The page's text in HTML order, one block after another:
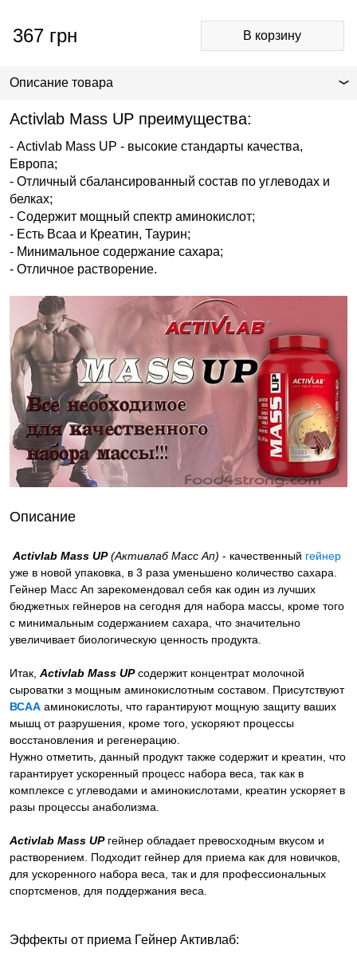
367 грн
Описание товара
Activlab Mass UP преимущества:
- Activlab Mass UP - высокие стандарты качества,
Европа;
- Отличный сбалансированный состав по углеводах и
белках;
- Содержит мощный спектр аминокислот;
- Есть Всаа и Креатин, Таурин;
- Минимальное содержание сахара;
- Отличное растворение.
Описание
Activlab Mass UP(Активлаб Масс Ап) - качественный гейнер
уже в новой упаковка, в 3 раза уменьшено количество сахара.
Гейнер Масс Ап зарекомендовал себя как один из лучших
бюджетных гейнеров на сегодня для набора массы, кроме того
с минимальным содержанием сахара, что значительно
увеличивает биологическую ценность продукта.
Итак, Activlab Mass UPсодержит концентрат молочной
сыроватки з мощным аминокислотным составом. Присутствуют
ВСАА аминокислоты, что гарантируют мощную защиту ваших
мышц от разрушения, кроме того, ускоряют процессы
восстановления и регенерацию.
Нужно отметить, данный продукт также содержит и креатин, что
гарантирует ускоренный процесс набора веса, так как в
комплексе с углеводами и аминокислотами, креатин ускоряет в
разы процессы анаболизма.
Activlab Mass UP гейнер обладает превосходным вкусом и
растворением. Подходит гейнер для приема как для новичков,
для ускоренного набора веса, так и для профессиональных
спортсменов, для поддержания веса.
Эффекты от приема Гейнер Активлаб: